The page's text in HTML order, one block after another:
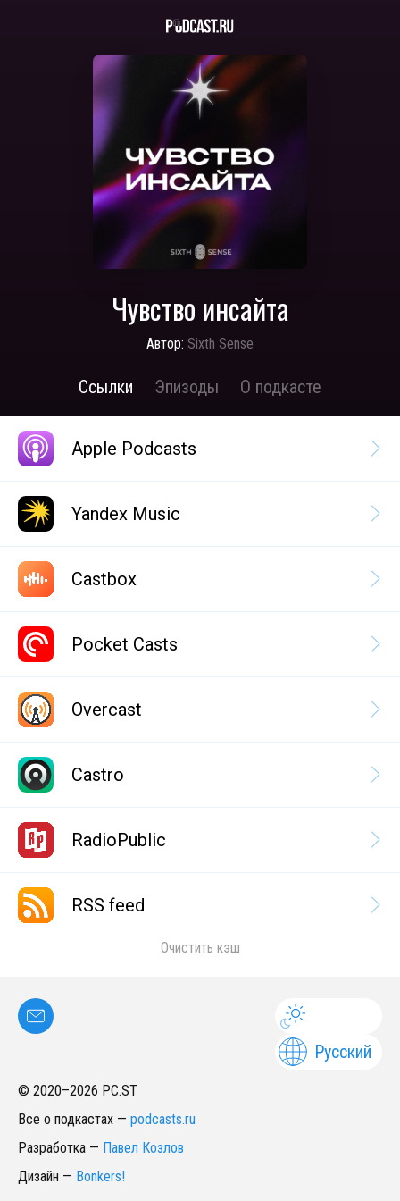
Чувство инсайта
Автор: Sixth Sense
Ссылки Эпизоды О подкасте
Apple Podcasts
Yandex Music
Castbox
Pocket Casts
Overcast
Castro
RadioPublic
RSS feed
Очистить кэш
Русский
© 2020–2026 PC.ST
Все о подкастах — podcasts.ru
Разработка — Павел Козлов
Дизайн — Bonkers!